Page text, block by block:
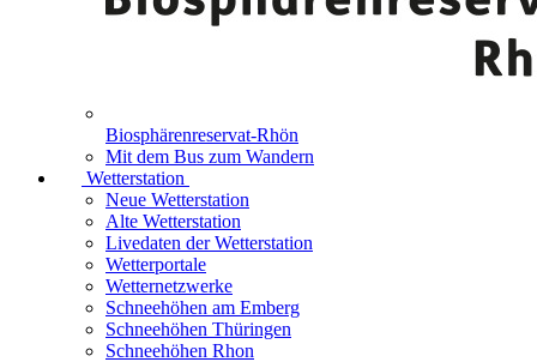
Biosphärenreservat-Rhön
Mit dem Bus zum Wandern
Wetterstation
Neue Wetterstation
Alte Wetterstation
Livedaten der Wetterstation
Wetterportale
Wetternetzwerke
Schneehöhen am Emberg
Schneehöhen Thüringen
Schneehöhen Rhon